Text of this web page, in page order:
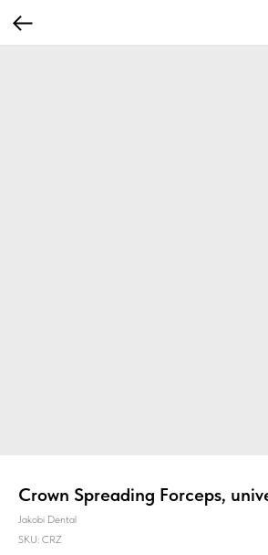
Crown Spreading Forceps,
Jakobi Dental
SKU: CRZ